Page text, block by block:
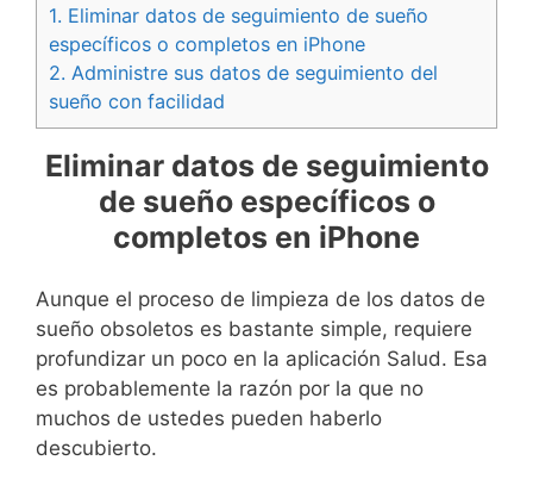
1. Eliminar datos de seguimiento de sueño
específicos o completos en iPhone
2. Administre sus datos de seguimiento del
sueño con facilidad
Eliminar datos de seguimiento
de sueño específicos o
completos en iPhone
Aunque el proceso de limpieza de los datos de
sueño obsoletos es bastante simple, requiere
profundizar un poco en la aplicación Salud. Esa
es probablemente la razón por la que no
muchos de ustedes pueden haberlo
descubierto.